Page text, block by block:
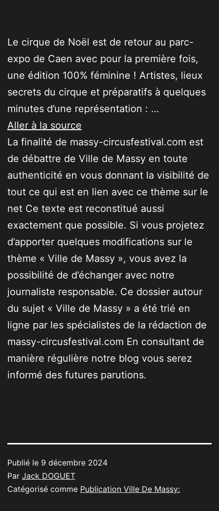
Le cirque de Noël est de retour au parc-
expo de Caen avec pour la première fois,
une édition 100% féminine ! Artistes, lieux
secrets du cirque et préparatifs à quelques
minutes d’une représentation : …
Aller à la source
La finalité de massy-circusfestival.com est
de débattre de Ville de Massy en toute
authenticité en vous donnant la visibilité de
tout ce qui est en lien avec ce thème sur le
net Ce texte est reconstitué aussi
exactement que possible. Si vous projetez
d’apporter quelques modifications sur le
thème « Ville de Massy », vous avez la
possibilité de d’échanger avec notre
journaliste responsable. Ce dossier autour
du sujet « Ville de Massy » a été trié en
ligne par les spécialistes de la rédaction de
massy-circusfestival.com En consultant de
manière régulière notre blog vous serez
informé des futures parutions.
Publié le 9 décembre 2024
Par Jack DOGUET
Catégorisé comme Publication Ville De Massy: